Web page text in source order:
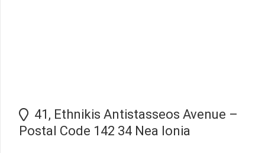
41, Ethnikis Antistasseos Avenue –
Postal Code 142 34 Nea Ionia